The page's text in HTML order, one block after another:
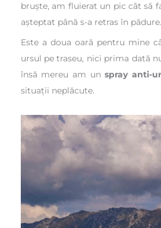
bruște, am fluierat un pic cât să
așteptat până s-a retras în pădure.
Este a doua oară pentru mine
ursul pe traseu, nici prima dată
însă mereu am unspray anti-
situații neplăcute.